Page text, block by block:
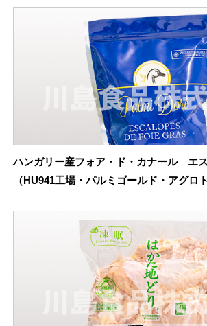
ハンガリー産フォア・ド・カナール エ
（HU941工場・パルミゴールド・アグロ